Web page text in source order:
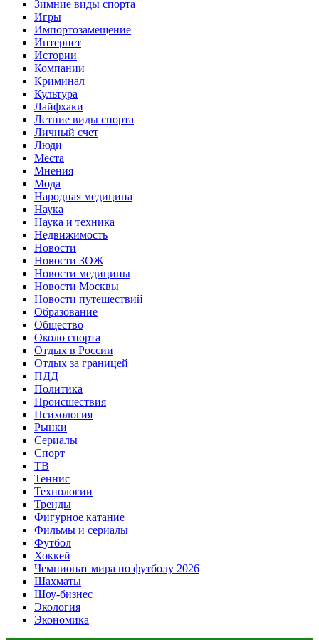
Зимние виды спорта
Игры
Импортозамещение
Интернет
Истории
Компании
Криминал
Культура
Лайфхаки
Летние виды спорта
Личный счет
Люди
Места
Мнения
Мода
Народная медицина
Наука
Наука и техника
Недвижимость
Новости
Новости ЗОЖ
Новости медицины
Новости Москвы
Новости путешествий
Образование
Общество
Около спорта
Отдых в России
Отдых за границей
ПДД
Политика
Происшествия
Психология
Рынки
Сериалы
Спорт
ТВ
Теннис
Технологии
Тренды
Фигурное катание
Фильмы и сериалы
Футбол
Хоккей
Чемпионат мира по футболу 2026
Шахматы
Шоу-бизнес
Экология
Экономика